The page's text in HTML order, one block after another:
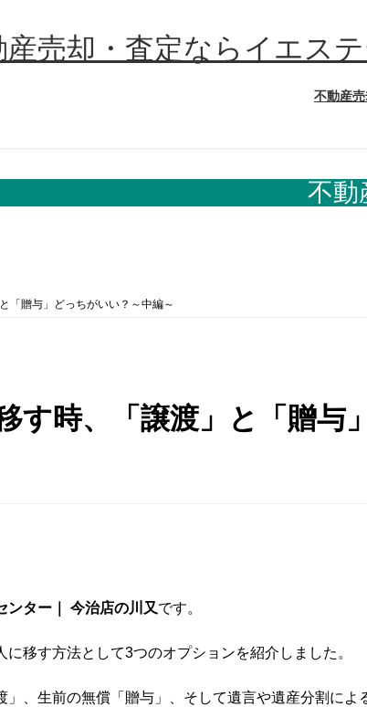
不動産売
不動
「贈与」どっちがいい？～中編～
す時、「譲渡」と「贈与
ンター｜ 今治店の川又 です。
移す方法として3つのオプションを紹介しました。
」、生前の無償「贈与」、そして遺言や遺産分割によ